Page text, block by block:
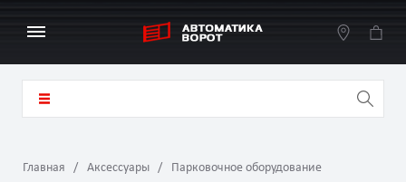
Главная Аксессуары
Парковочное оборудование